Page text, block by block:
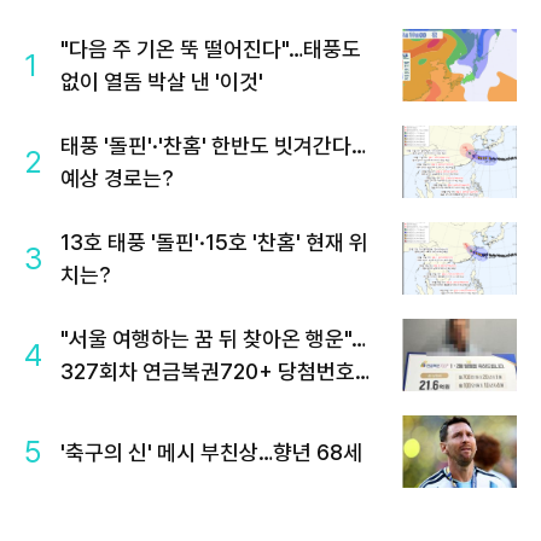
1
"다음 주 기온 뚝 떨어진다"…태풍도
없이 열돔 박살 낸 '이것'
2
태풍 '돌핀'·'찬홈' 한반도 빗겨간다…
예상 경로는?
3
13호 태풍 '돌핀'·15호 '찬홈' 현재 위
치는?
4
"서울 여행하는 꿈 뒤 찾아온 행운"…
327회차 연금복권720+ 당첨번호조
5 '축구의 신' 메시 부친상…향년 68세